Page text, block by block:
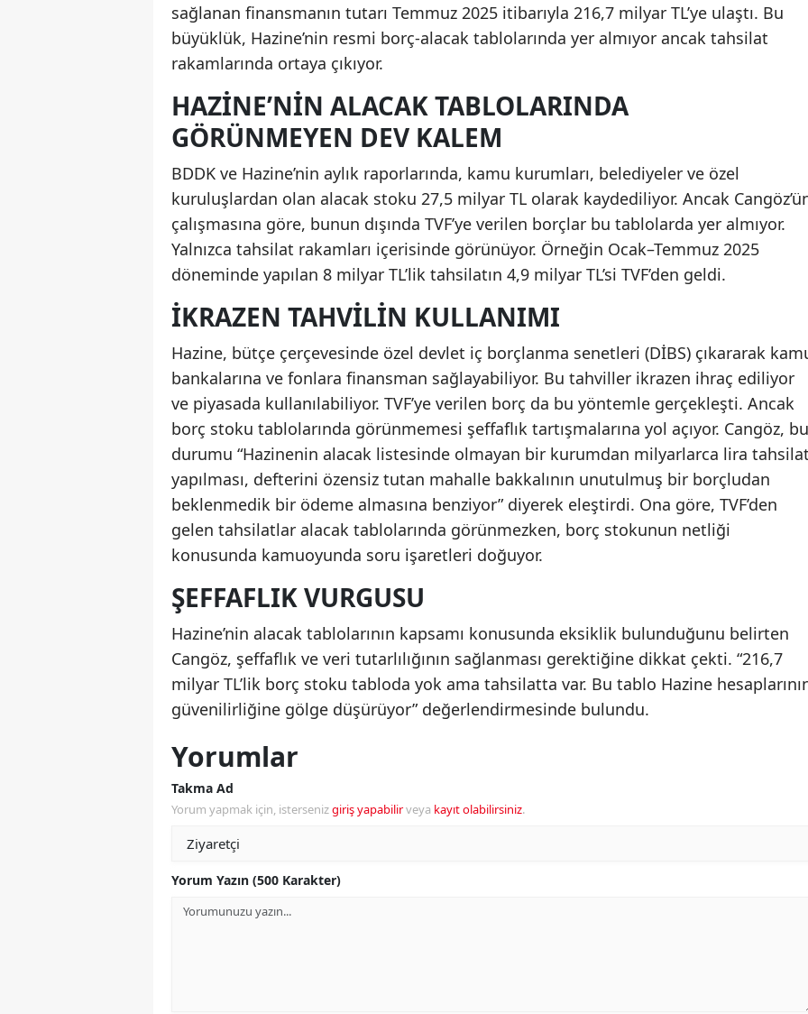
sağlanan finansmanın tutarı Temmuz 2025 itibarıyla 216,7 milyar TL’ye ulaştı. Bu
büyüklük, Hazine’nin resmi borç-alacak tablolarında yer almıyor ancak tahsilat
rakamlarında ortaya çıkıyor.
HAZINE’NIN ALACAK TABLOLARINDA
GÖRÜNMEYEN DEV KALEM
BDDK ve Hazine’nin aylık raporlarında, kamu kurumları, belediyeler ve özel
kuruluşlardan olan alacak stoku 27,5 milyar TL olarak kaydediliyor. Ancak
çalışmasına göre, bunun dışında TVF’ye verilen borçlar bu tablolarda yer almıyor.
Yalnızca tahsilat rakamları içerisinde görünüyor. Örneğin Ocak–Temmuz 2025
döneminde yapılan 8 milyar TL’lik tahsilatın 4,9 milyar TL’si TVF’den geldi.
İKRAZEN TAHVILIN KULLANIMI
Hazine, bütçe çerçevesinde özel devlet iç borçlanma senetleri (DİBS) çıkararak
bankalarına ve fonlara finansman sağlayabiliyor. Bu tahviller ikrazen ihraç ediliyor
ve piyasada kullanılabiliyor. TVF’ye verilen borç da bu yöntemle gerçekleşti. Ancak
borç stoku tablolarında görünmemesi şeffaflık tartışmalarına yol açıyor. Cangöz, bu
durumu “Hazinenin alacak listesinde olmayan bir kurumdan milyarlarca lira
yapılması, defterini özensiz tutan mahalle bakkalının unutulmuş bir borçludan
beklenmedik bir ödeme almasına benziyor” diyerek eleştirdi. Ona göre, TVF’den
gelen tahsilatlar alacak tablolarında görünmezken, borç stokunun netliği
konusunda kamuoyunda soru işaretleri doğuyor.
ŞEFFAFLIK VURGUSU
Hazine’nin alacak tablolarının kapsamı konusunda eksiklik bulunduğunu belirten
Cangöz, şeffaflık ve veri tutarlılığının sağlanması gerektiğine dikkat çekti. “216,7
milyar TL’lik borç stoku tabloda yok ama tahsilatta var. Bu tablo Hazine
güvenilirliğine gölge düşürüyor” değerlendirmesinde bulundu.
Yorumlar
Takma Ad
Yorum yapmak için, istersenizgiriş yapabilirveya kayıt olabilirsiniz.
Yorum Yazın (500 Karakter)